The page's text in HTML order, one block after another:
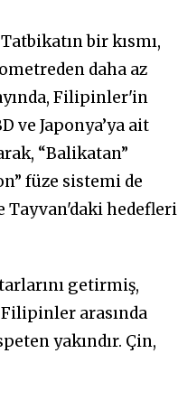
bir kısmı,
daha az
Filipinler'in
ve Japonya’ya ait
“Balikatan”
füze sistemi de
Tayvan'daki hedefleri
getirmiş,
arasında
yakındır. Çin,